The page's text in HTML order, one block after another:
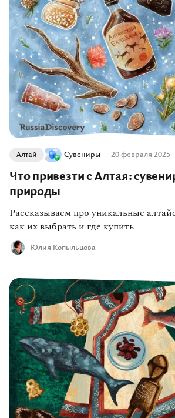
Журнал
Сертификаты
Подписаться
Пн-Пт: 10:00–20:00
Сб:11:00–20:00
Сувениры
Алтай 20 февраля 2025
Что привезти с Алтая:
природы
Рассказываем про уникальные
как их выбрать и где купить
Юлия Копыльцова